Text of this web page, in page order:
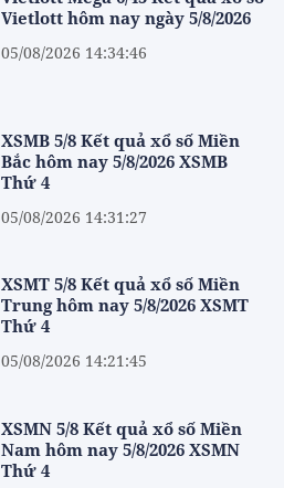
Vietlott hôm nay ngày 5/8/2026
05/08/2026 14:34:46
XSMB 5/8 Kết quả xổ số Miền
Bắc hôm nay 5/8/2026 XSMB
Thứ 4
05/08/2026 14:31:27
XSMT 5/8 Kết quả xổ số Miền
Trung hôm nay 5/8/2026 XSMT
Thứ 4
05/08/2026 14:21:45
XSMN 5/8 Kết quả xổ số Miền
Nam hôm nay 5/8/2026 XSMN
Thứ 4